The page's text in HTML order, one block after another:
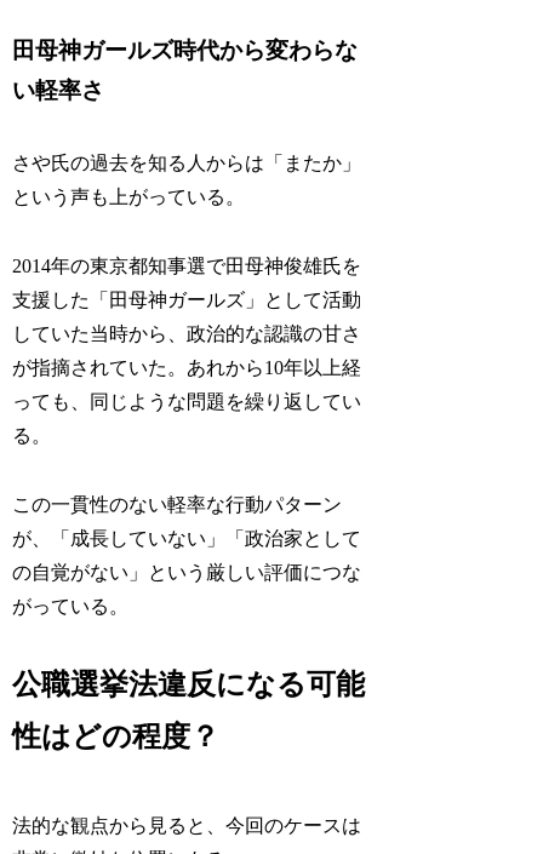
田母神ガールズ時代から変わらな
い軽率さ
さや氏の過去を知る人からは「またか」
という声も上がっている。
2014年の東京都知事選で田母神俊雄氏を
支援した「田母神ガールズ」として活動
していた当時から、政治的な認識の甘さ
が指摘されていた。あれから10年以上経
っても、同じような問題を繰り返してい
る。
この一貫性のない軽率な行動パターン
が、「成長していない」「政治家として
の自覚がない」という厳しい評価につな
がっている。
公職選挙法違反になる可能
性はどの程度？
法的な観点から見ると、今回のケースは